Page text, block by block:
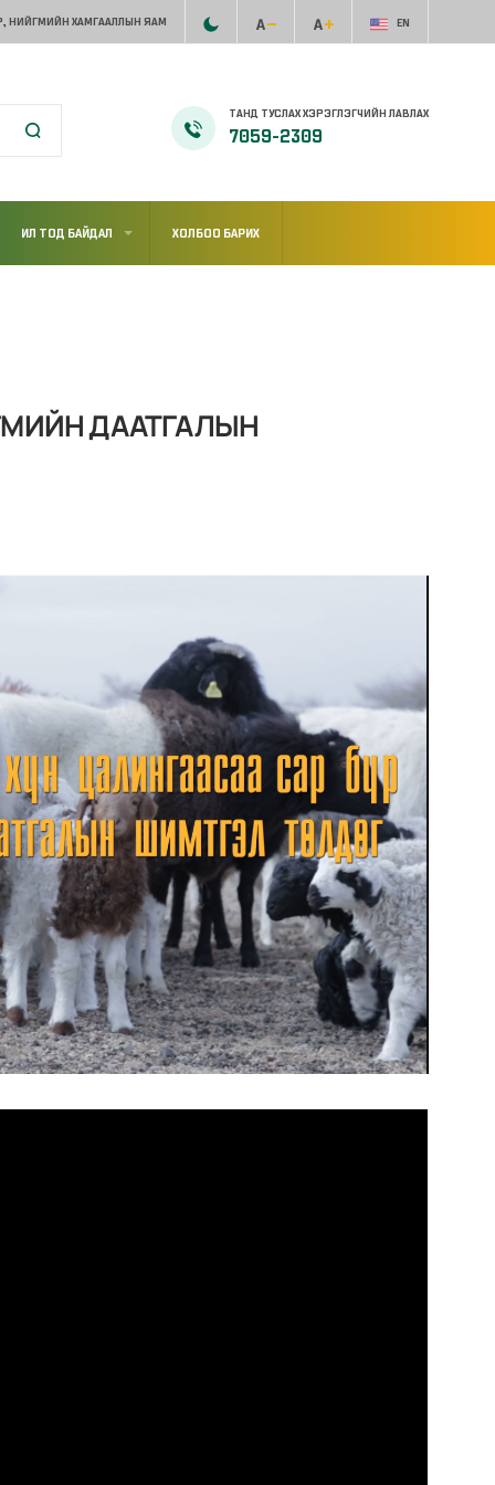
НИЙГМИЙН ХАМГААЛЛЫН ЯАМ EN
ТАНД ТУСЛАХ ХЭРЭГЛЭГЧИЙН ЛАВЛАХ
7059-2309
ИЛ ТОД БАЙДАЛ ХОЛБОО БАРИХ
ДААТГАЛЫН